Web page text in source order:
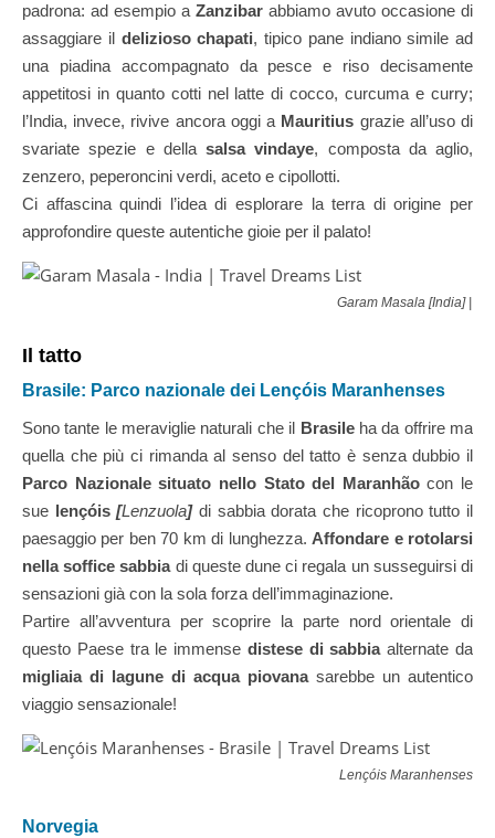
padrona: ad esempio a Zanzibar abbiamo avuto occasione di
assaggiare il delizioso chapati, tipico pane indiano simile ad
una piadina accompagnato da pesce e riso decisamente
appetitosi in quanto cotti nel latte di cocco, curcuma e curry;
l’India, invece, rivive ancora oggi a Mauritius grazie all’uso di
svariate spezie e della salsa vindaye, composta da aglio,
zenzero, peperoncini verdi, aceto e cipollotti.
Ci affascina quindi l’idea di esplorare la terra di origine per
approfondire queste autentiche gioie per il palato!
Garam Masala [India] | ©
Il tatto
Brasile: Parco nazionale dei Lençóis Maranhenses
Sono tante le meraviglie naturali che il Brasileha da offrire ma
quella che più ci rimanda al senso del tatto è senza dubbio il
Parco Nazionale situato nello Stato del Maranhãocon le
sue lençóis [Lenzuola]di sabbia dorata che ricoprono tutto il
paesaggio per ben 70 km di lunghezza. Affondare e rotolarsi
nella soffice sabbiadi queste dune ci regala un susseguirsi di
sensazioni già con la sola forza dell’immaginazione.
Partire all’avventura per scoprire la parte nord orientale di
questo Paese tra le immense distese di sabbiaalternate da
migliaia di lagune di acqua piovanasarebbe un autentico
viaggio sensazionale!
Lençóis Maranhenses
Norvegia